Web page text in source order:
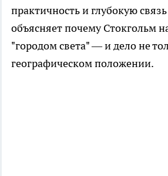
практичность и глубокую
объясняет почему Стокгольм
"городом света" — и дело не
географическом положении.